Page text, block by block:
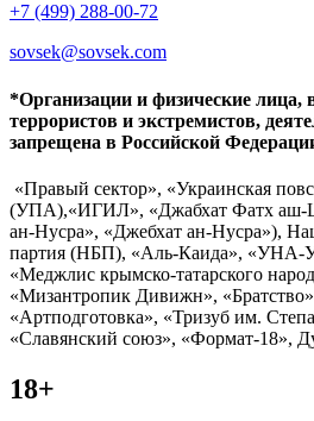
+7 (499) 288-00-72
sovsek@sovsek.com
*Организации и физические лица,
террористов и экстремистов,
запрещена в Российской
«Правый сектор», «Украинская
(УПА),«ИГИЛ», «Джабхат Фатх аш-
ан-Нусра», «Джебхат ан-Нусра»),
партия (НБП), «Аль-Каида», «УНА-
«Меджлис крымско-татарского
«Мизантропик Дивижн»,
«Артподготовка», «Тризуб им.
«Славянский союз», «Формат-18»,
18+